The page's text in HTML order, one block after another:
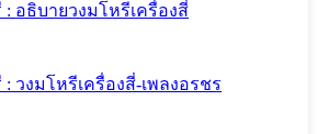
: อธิบายวงมโหรีเครื่องสี่
: วงมโหรีเครื่องสี่-เพลงอรชร